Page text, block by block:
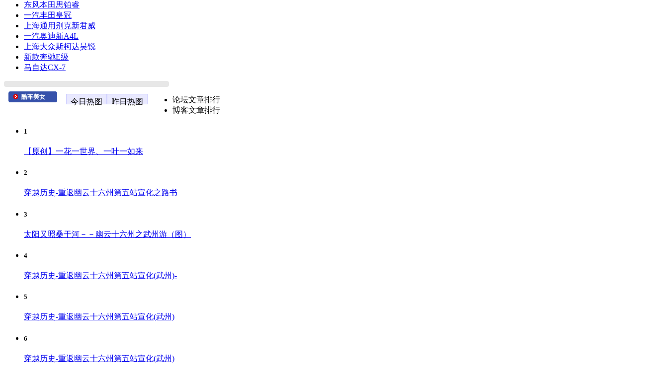
东风本田思铂睿
一汽丰田皇冠
上海通用别克新君威
一汽奥迪新A4L
上海大众斯柯达昊锐
新款奔驰E级
马自达CX-7
酷车美女
今日热图 昨日热图
论坛文章排行
博客文章排行
1
【原创】一花一世界、一叶一如来
2
穿越历史-重返幽云十六州第五站宣化之路书
3
太阳又照桑干河－－幽云十六州之武州游（图）
4
穿越历史-重返幽云十六州第五站宣化(武州)-
5
穿越历史-重返幽云十六州第五站宣化(武州)
6
穿越历史-重返幽云十六州第五站宣化(武州)